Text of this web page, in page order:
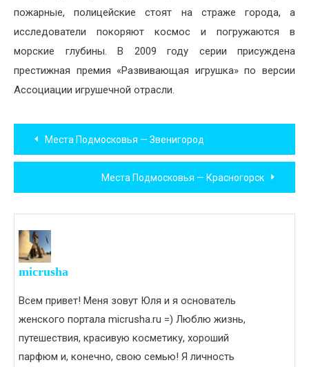
пожарные, полицейские стоят на страже города, а
исследователи покоряют космос и погружаются в
морские глубины. В 2009 году серии присуждена
престижная премия «Развивающая игрушка» по версии
Ассоциации игрушечной отрасли.
Навигация
по
записям
Места Подмосковья — Звенигород
Места Подмосковья — Красногорск
micrusha
Всем привет! Меня зовут Юля и я основатель
женского портала micrusha.ru =) Люблю жизнь,
путешествия, красивую косметику, хороший
парфюм и, конечно, свою семью! Я личность